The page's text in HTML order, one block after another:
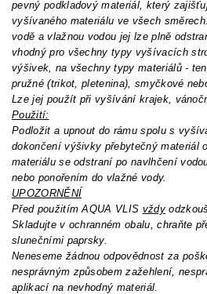
pevný podkladový materiál, který
vyšívaného materiálu ve všech
vodě a vlažnou vodou jej lze plně
vhodný pro všechny typy vyšívacích
výšivek, na všechny typy materiálů -
pružné (trikot, pletenina), smyčkové
Lze jej použít při vyšívání krajek,
Použití:
Podložit a upnout do rámu spolu s
dokončení výšivky přebytečný materiál
materiálu se odstraní po navlhčení
nebo ponořením do vlažné vody.
UPOZORNĚNÍ
Před použitím AQUA VLIS vždy
Skladujte v ochranném obalu, chraňte
slunečními paprsky.
Neneseme žádnou odpovědnost za
nesprávným způsobem zažehlení,
aplikací na nevhodný materiál.